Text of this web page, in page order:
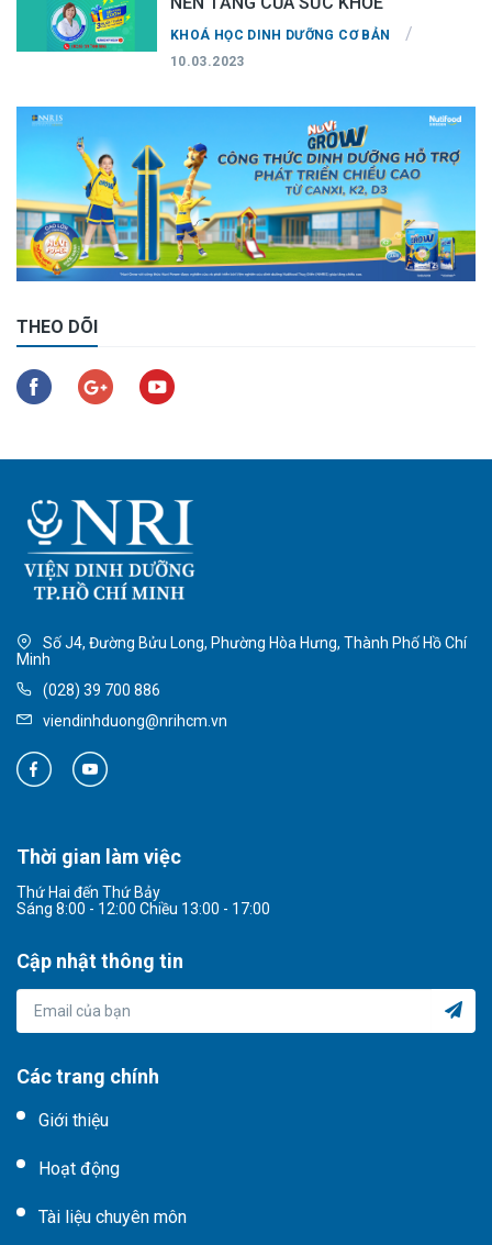
KHOÁ HỌC DINH DƯỠNG CƠ BẢN /
10.03.2023
THEO DÕI
Số J4, Đường Bửu Long, Phường Hòa Hưng, Thành Phố Hồ Chí
Minh
(028) 39 700 886
viendinhduong@nrihcm.vn
Thời gian làm việc
Thứ Hai đến Thứ Bảy
Sáng 8:00 - 12:00 Chiều 13:00 - 17:00
Cập nhật thông tin
Các trang chính
Giới thiệu
Hoạt động
Tài liệu chuyên môn